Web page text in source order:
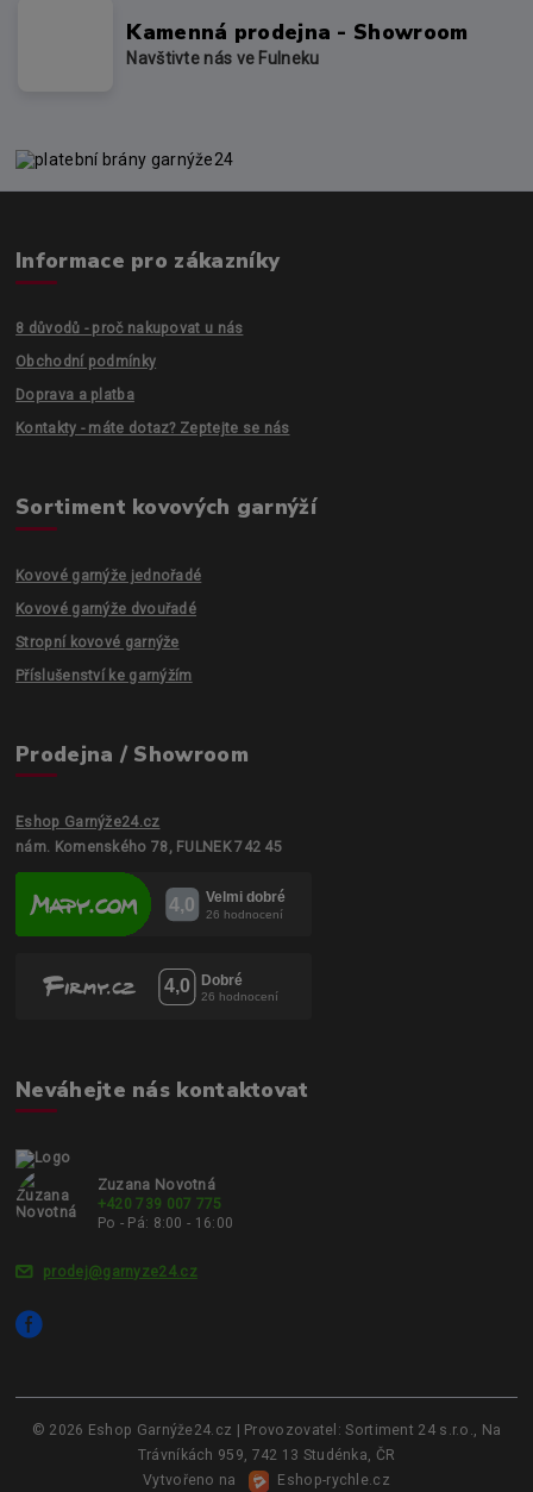
Kamenná prodejna - Showroom
Navštivte nás ve Fulneku
Informace pro zákazníky
8 důvodů - proč nakupovat u nás
Obchodní podmínky
Doprava a platba
Kontakty - máte dotaz? Zeptejte se nás
Sortiment kovových garnýží
Kovové garnýže jednořadé
Kovové garnýže dvouřadé
Stropní kovové garnýže
Příslušenství ke garnýžím
Prodejna / Showroom
Eshop Garnýže24.cz
nám. Komenského 78, FULNEK 742 45
Neváhejte nás kontaktovat
Zuzana Novotná
+420 739 007 775
Po - Pá: 8:00 - 16:00
prodej@garnyze24.cz
© 2026 Eshop Garnýže24.cz | Provozovatel: Sortiment 24 s.r.o., Na
Trávníkách 959, 742 13 Studénka, ČR
Vytvořeno na
Eshop-rychle.cz